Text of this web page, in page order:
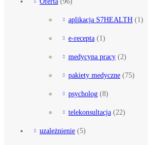
aplikacja S7HEALTH (1)
e-recepta (1)
medycyna pracy (2)
pakiety medyczne (75)
psycholog (8)
telekonsultacja (22)
uzależnienie (5)